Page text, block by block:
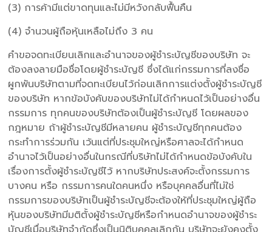
(3) การค้ามีแต่ขาดทุนและไม่มีหวังกลับฟื้นคืน
(4) จำนวนผู้ถือหุ้นเหลือไม่ถึง 3 คน
คำขอจดทะเบียนเลิกและอำนาจของผู้ชำระบัญชีของบริษัท จะ
ต้องลงลายมือชื่อโดยผู้ชำระบัญชี ซึ่งได้แก่กรรมการที่ลงชื่อ
ผูกพันบริษัทตามที่จดทะเบียนไว้ก่อนเลิกการแต่งตั้งผู้ชำระบัญชี
ของบริษัท หากข้อบังคับของบริษัทไม่ได้กำหนดไว้เป็นอย่างอื่น
กรรมการ ทุกคนของบริษัทต้องเป็นผู้ชำระบัญชี โดยผลของ
กฎหมาย ถ้าผู้ชำระบัญชีมีหลายคน ผู้ชำระบัญชีทุกคนต้อง
กระทำการร่วมกัน เว้นแต่ที่ประชุมใหญ่หรือศาลจะได้กำหนด
อำนาจไว้เป็นอย่างอื่นในกรณีที่บริษัทไม่ได้กำหนดข้อบังคับใน
เรื่องการตั้งผู้ชำระบัญชีไว้ หากบริษัทประสงค์จะตั้งกรรมการ
บางคน หรือ กรรมการคนใดคนหนึ่ง หรือบุคคลอื่นที่ไม่ใช่
กรรมการของบริษัทเป็นผู้ชำระบัญชีจะต้องให้ที่ประชุมใหญ่ผู้ถือ
หุ้นของบริษัทมีมติตั้งผู้ชำระบัญชีหรือกำหนดอำนาจของผู้ชำระ